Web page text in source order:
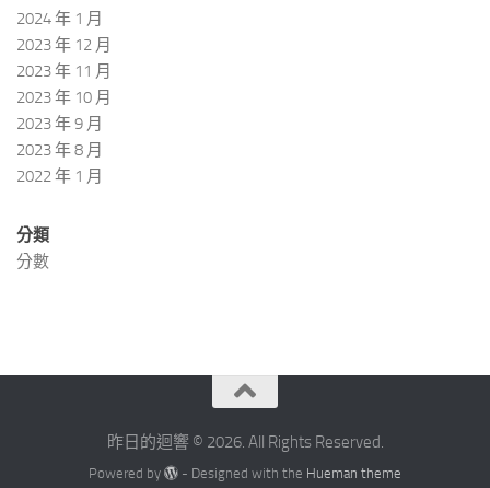
2024 年 1 月
2023 年 12 月
2023 年 11 月
2023 年 10 月
2023 年 9 月
2023 年 8 月
2022 年 1 月
分類
分數
昨日的迴響 © 2026. All Rights Reserved.
Powered by - Designed with the Hueman theme